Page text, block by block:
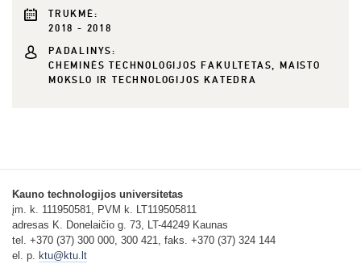
TRUKMĖ:
2018 - 2018
PADALINYS:
CHEMINĖS TECHNOLOGIJOS FAKULTETAS, MAISTO
MOKSLO IR TECHNOLOGIJOS KATEDRA
Kauno technologijos universitetas
įm. k. 111950581, PVM k. LT119505811
adresas K. Donelaičio g. 73, LT-44249 Kaunas
tel. +370 (37) 300 000, 300 421, faks. +370 (37) 324 144
el. p. ktu@ktu.lt